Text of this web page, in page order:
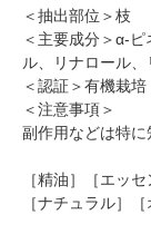
＜抽出部位＞枝
＜主要成分＞α-
ル、リナロール
＜認証＞有機栽培
＜注意事項＞
副作用などは特に
［精油］［エッ
［ナチュラル］［